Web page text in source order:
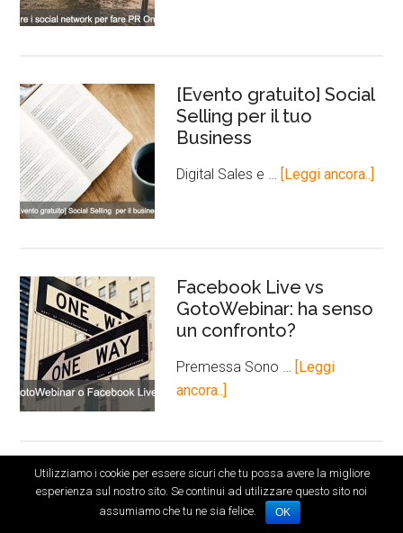
[Evento gratuito] Social
Selling per il tuo
Business
Digital Sales e … [Leggi ancora..]
Facebook Live vs
GotoWebinar: ha senso
un confronto?
Premessa Sono … [Leggi
ancora..]
In partenza la V edizione
del corso Alta
formazione di UPA
Utilizziamo i cookie per essere sicuri che tu possa avere la migliore
esperienza sul nostro sito. Se continui ad utilizzare questo sito noi
assumiamo che tu ne sia felice.
OK